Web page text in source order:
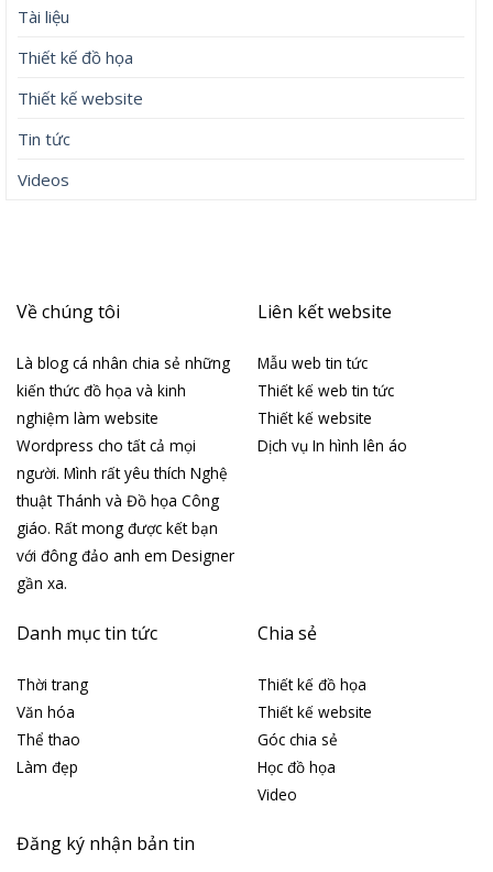
Tài liệu
Thiết kế đồ họa
Thiết kế website
Tin tức
Videos
Về chúng tôi
Là blog cá nhân chia sẻ những
kiến thức đồ họa và kinh
nghiệm làm website
Wordpress cho tất cả mọi
người. Mình rất yêu thích Nghệ
thuật Thánh và Đồ họa Công
giáo. Rất mong được kết bạn
với đông đảo anh em Designer
gần xa.
Liên kết website
Mẫu web tin tức
Thiết kế web tin tức
Thiết kế website
Dịch vụ In hình lên áo
Danh mục tin tức
Thời trang
Văn hóa
Thể thao
Làm đẹp
Chia sẻ
Thiết kế đồ họa
Thiết kế website
Góc chia sẻ
Học đồ họa
Video
Đăng ký nhận bản tin